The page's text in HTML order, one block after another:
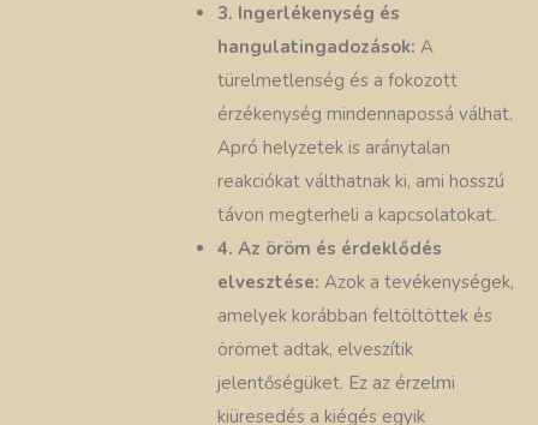
3. Ingerlékenység és
hangulatingadozások: A
türelmetlenség és a fokozott
érzékenység mindennapossá válhat.
Apró helyzetek is aránytalan
reakciókat válthatnak ki, ami hosszú
távon megterheli a kapcsolatokat.
4. Az öröm és érdeklődés
elvesztése: Azok a tevékenységek,
amelyek korábban feltöltöttek és
örömet adtak, elveszítik
jelentőségüket. Ez az érzelmi
kiüresedés a kiégés egyik